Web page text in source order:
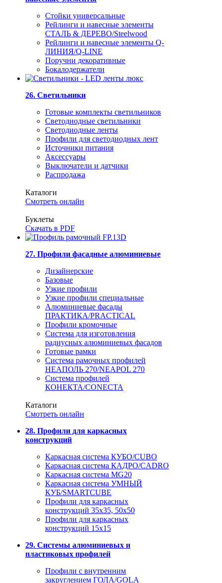
Стойки универсальные
Рейлинги и навесные элементы
СТАЛЬ & ДЕРЕВО/Steelwood
Рейлинги и навесные элементы Q-
ЛИНИЯ/Q-LINE
Поручни декоративные
Бокалодержатели
26. Светильники
Готовые комплекты светильников
Светодиодные светильники
Светодиодные ленты
Профили для светодиодных лент
Источники питания
Аксессуары
Выключатели и датчики
Распродажа
Каталоги
Смотреть онлайн
Буклеты
Скачать в PDF
27. Профили фасадные алюминиевые
Дизайнерские
Базовые
Узкие профили
Узкие профили специальные
Алюминиевые фасады
ПРАКТИКА/PRACTICAL
Профили кромочные
Система для изготовления
радиусных алюминиевых фасадов
Готовые рамки
Система рамочных профилей
НЕАПОЛЬ 270/NEAPOL 270
Система профилей
КОНЕКТА/CONECTA
Каталоги
Смотреть онлайн
28. Профили для каркасных
конструкций
Каркасная система КУБО/CUBO
Каркасная система КАДРО/CADRO
Каркасная система MG20
Каркасная система УМНЫЙ
КУБ/SMARTCUBE
Профили для каркасных
конструкций 35x35, 50x50
Профили для каркасных
конструкций 15х15
29. Системы алюминиевых и
пластиковых профилей
Профили с внутренним
закруглением ГОЛА/GOLA